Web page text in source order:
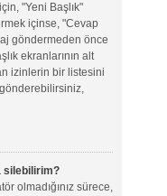
"Yeni Başlık"
içinse, "Cevap
göndermeden önce
ekranlarının alt
izinlerin bir listesini
silebilirim?
olmadığınız sürece,